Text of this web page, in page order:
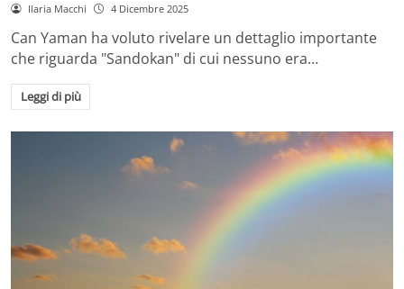
Ilaria Macchi 4 Dicembre 2025
Can Yaman ha voluto rivelare un dettaglio importante
che riguarda "Sandokan" di cui nessuno era…
Leggi di più